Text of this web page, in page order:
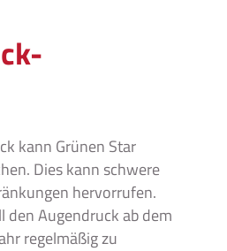
kann Grünen Star
Dies kann schwere
hervorrufen.
den Augendruck ab dem
regelmäßig zu